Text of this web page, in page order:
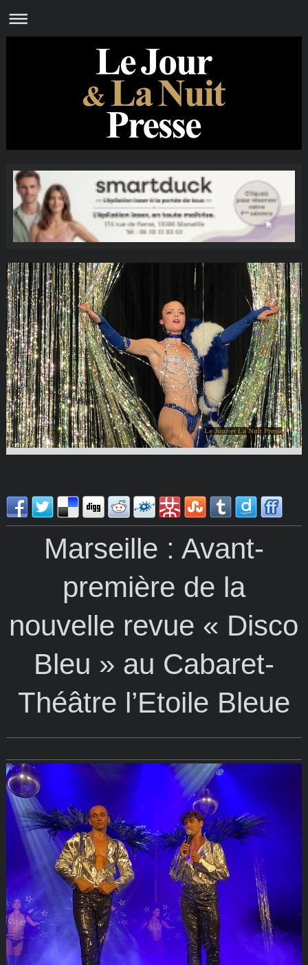
Le Jour et La Nuit Presse
Marseille : Avant-
première de la
nouvelle revue « Disco
Bleu » au Cabaret-
Théâtre l’Etoile Bleue